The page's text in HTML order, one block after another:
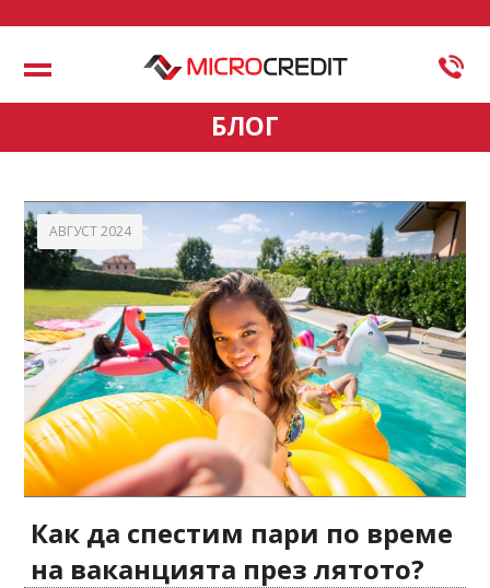
Меню
БЛОГ
АВГУСТ 2024
Как да спестим пари по време
на ваканцията през лятото?